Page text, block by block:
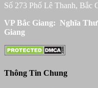
Số 273 Phố Lê Thanh, Bắc
VP Bắc Giang: Nghĩa
Giang
Thông Tin Chung